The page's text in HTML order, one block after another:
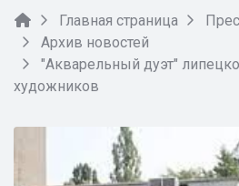
Главная страница
Архив новостей
"Акварельный дуэт"
художников